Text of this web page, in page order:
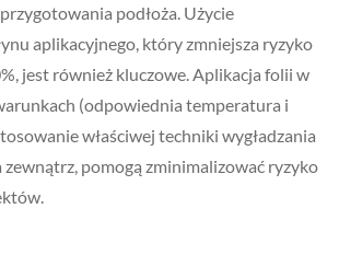
podłoża. Użycie
aplikacyjnego, który zmniejsza ryzyko
jest również kluczowe. Aplikacja folii w
(odpowiednia temperatura i
właściwej techniki wygładzania
zewnątrz, pomogą zminimalizować ryzyko